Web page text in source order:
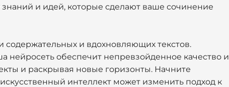
и идей, которые сделают ваше сочинение
и вдохновляющих текстов.
нейросеть обеспечит непревзойденное качество и
и раскрывая новые горизонты. Начните
интеллект может изменить подход к